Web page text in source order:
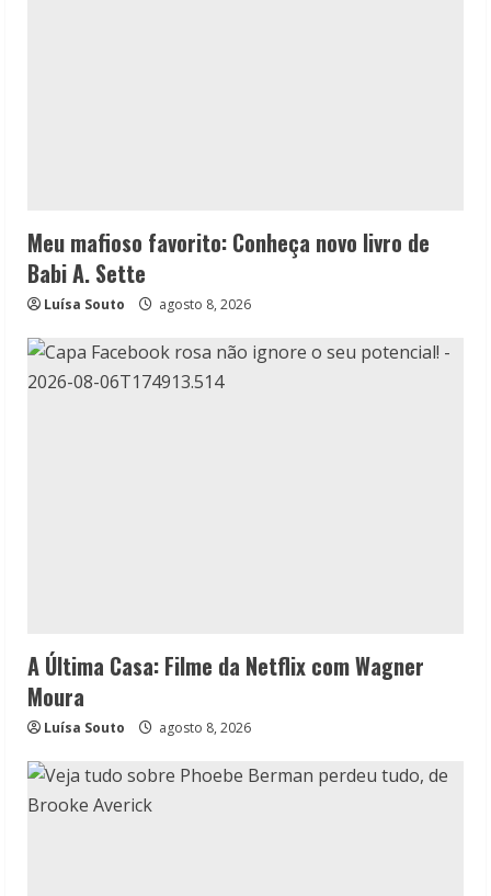
Meu mafioso favorito: Conheça novo livro de
Babi A. Sette
Luísa Souto agosto 8, 2026
A Última Casa: Filme da Netflix com Wagner
Moura
Luísa Souto agosto 8, 2026